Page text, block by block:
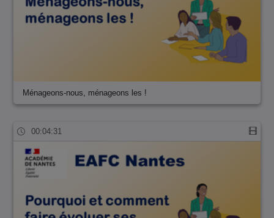
Ménageons-nous, ménageons les !
00:04:31